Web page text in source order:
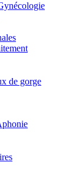
de gorge